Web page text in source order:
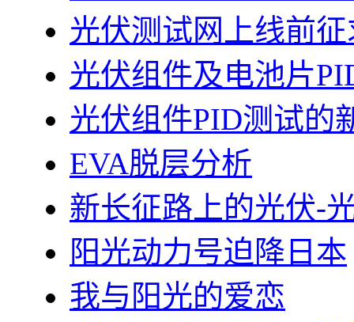
光伏测试网上线前
光伏组件及电池片
光伏组件PID测试的
EVA脱层分析
新长征路上的光伏-
阳光动力号迫降日本
我与阳光的爱恋